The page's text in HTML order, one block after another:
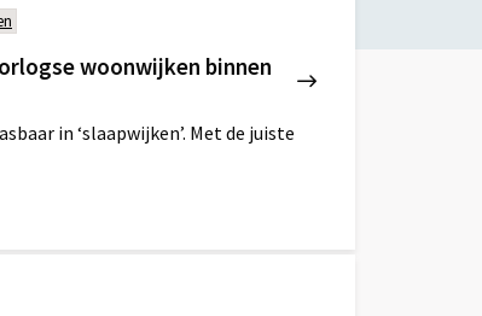
woonwijken binnen
in ‘slaapwijken’. Met de juiste